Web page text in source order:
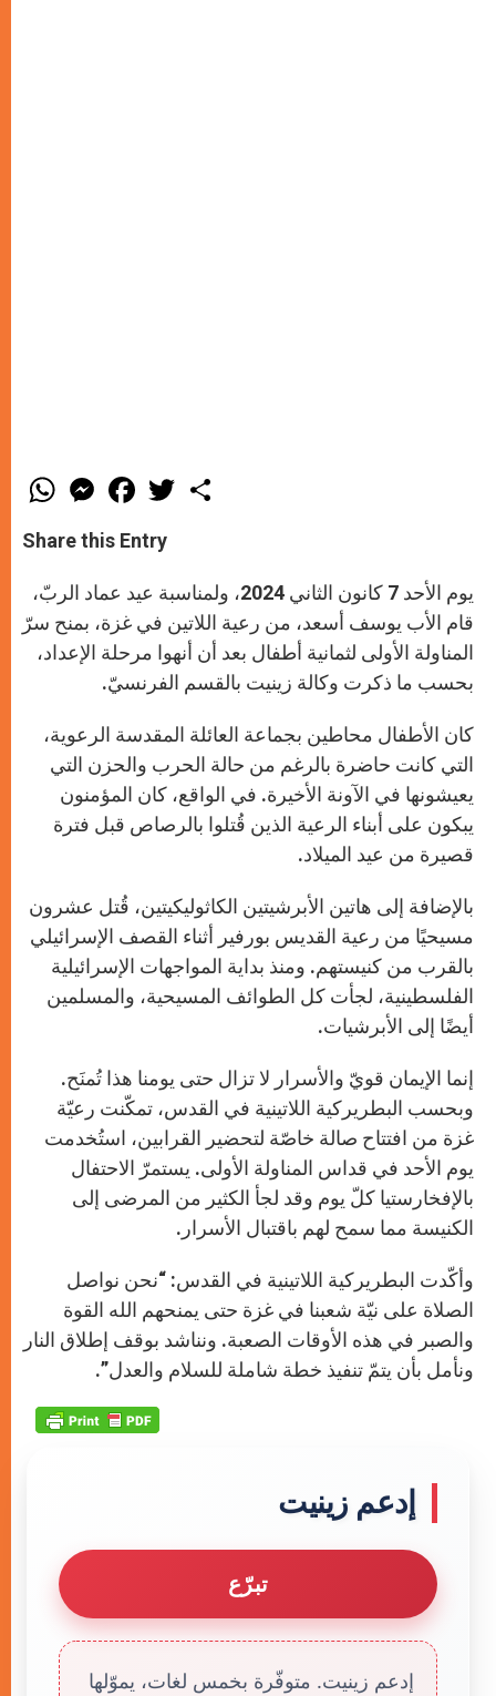
W
h
t
s
p
M
e
s
e
g
e
r
F
a
e
b
o
k
T
w
r
Share this Entry
يوم الأحد 7 كانون الثاني 2024، ولمناسبة عيد عماد الربّ،
قام الأب يوسف أسعد، من رعية اللاتين في غزة، بمنح سرّ
المناولة الأولى لثمانية أطفال بعد أن أنهوا مرحلة الإعداد،
بحسب ما ذكرت وكالة زينيت بالقسم الفرنسيّ.
كان الأطفال محاطين بجماعة العائلة المقدسة الرعوية،
التي كانت حاضرة بالرغم من حالة الحرب والحزن التي
يعيشونها في الآونة الأخيرة. في الواقع، كان المؤمنون
يبكون على أبناء الرعية الذين قُتلوا بالرصاص قبل فترة
قصيرة من عيد الميلاد.
بالإضافة إلى هاتين الأبرشيتين الكاثوليكيتين، قُتل عشرون
مسيحيًا من رعية القديس بورفير أثناء القصف الإسرائيلي
بالقرب من كنيستهم. ومنذ بداية المواجهات الإسرائيلية
الفلسطينية، لجأت كل الطوائف المسيحية، والمسلمين
أيضًا إلى الأبرشيات.
إنما الإيمان قويّ والأسرار لا تزال حتى يومنا هذا تُمنَح.
وبحسب البطريركية اللاتينية في القدس، تمكّنت رعيّة
غزة من افتتاح صالة خاصّة لتحضير القرابين، استُخدمت
يوم الأحد في قداس المناولة الأولى. يستمرّ الاحتفال
بالإفخارستيا كلّ يوم وقد لجأ الكثير من المرضى إلى
الكنيسة مما سمح لهم باقتبال الأسرار.
وأكّدت البطريركية اللاتينية في القدس: “نحن نواصل
الصلاة على نيّة شعبنا في غزة حتى يمنحهم الله القوة
والصبر في هذه الأوقات الصعبة. ونناشد بوقف إطلاق النار
ونأمل بأن يتمّ تنفيذ خطة شاملة للسلام والعدل”.
إدعم زينيت
تبرّع
إدعم زينيت. متوفّرة بخمس لغات، يموّلها